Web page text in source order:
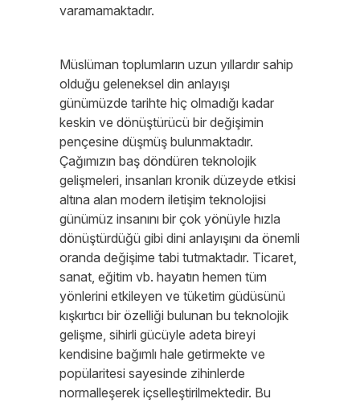
varamamaktadır.
Müslüman toplumların uzun yıllardır sahip
olduğu geleneksel din anlayışı
günümüzde tarihte hiç olmadığı kadar
keskin ve dönüştürücü bir değişimin
pençesine düşmüş bulunmaktadır.
Çağımızın baş döndüren teknolojik
gelişmeleri, insanları kronik düzeyde etkisi
altına alan modern iletişim teknolojisi
günümüz insanını bir çok yönüyle hızla
dönüştürdüğü gibi dini anlayışını da önemli
oranda değişime tabi tutmaktadır. Ticaret,
sanat, eğitim vb. hayatın hemen tüm
yönlerini etkileyen ve tüketim güdüsünü
kışkırtıcı bir özelliği bulunan bu teknolojik
gelişme, sihirli gücüyle adeta bireyi
kendisine bağımlı hale getirmekte ve
popülaritesi sayesinde zihinlerde
normalleşerek içselleştirilmektedir. Bu